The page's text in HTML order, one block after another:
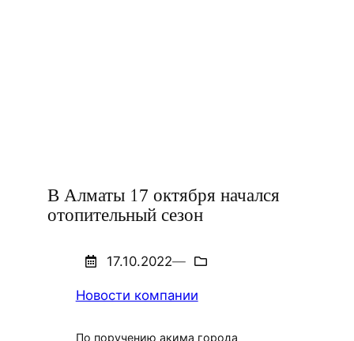
В Алматы 17 октября начался
отопительный сезон
17.10.2022—
Новости компании
По поручению акима города